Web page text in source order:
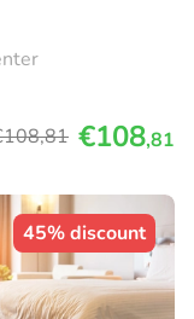
,81 €108,81
45% discount